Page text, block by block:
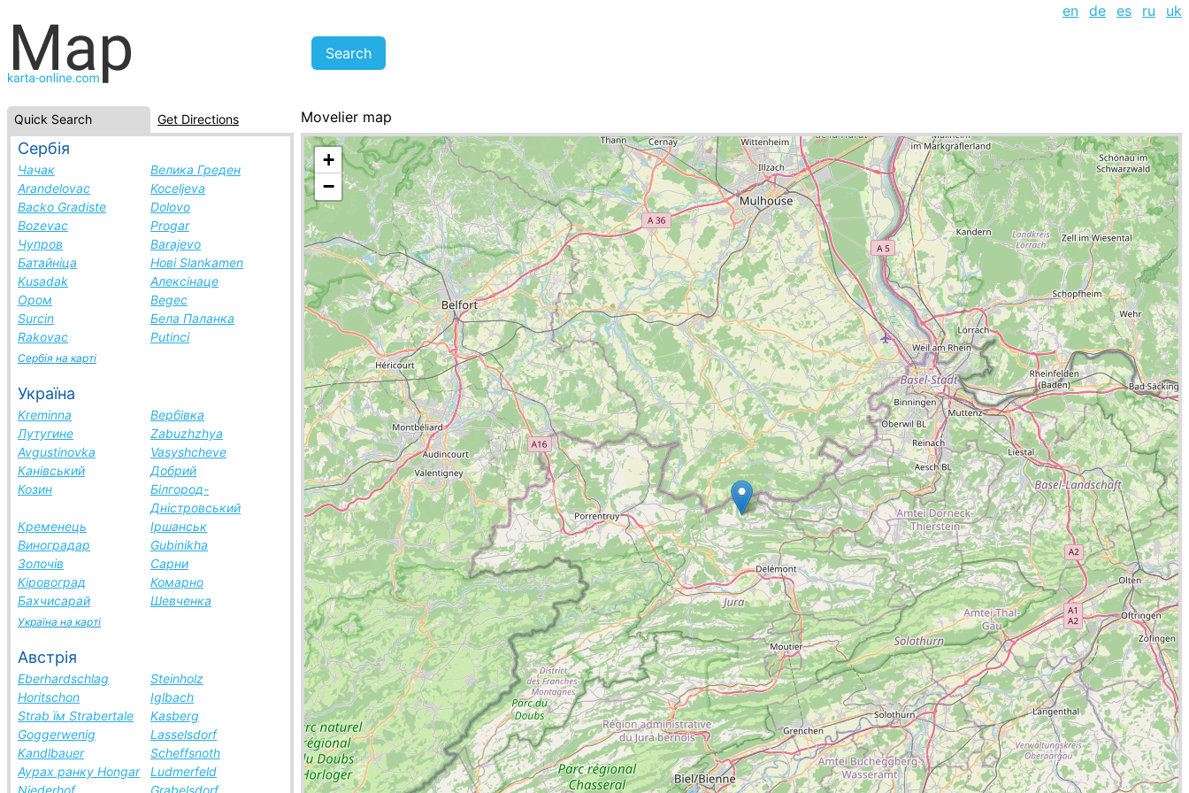
en de es ru uk
Quick Search Get Directions
Сербія
Чачак
Велика Греден
Arandelovac
Koceljeva
Backo Gradiste
Dolovo
Bozevac
Progar
Чупров
Barajevo
Батайніца
Нові Slankamen
Kusadak
Алексінаце
Ором
Begec
Surcin
Бела Паланка
Rakovac
Putinci
Сербія на карті
Україна
Kreminna
Вербівка
Лутугине
Zabuzhzhya
Avgustinovka
Vasyshcheve
Канівський
Добрий
Козин
Білгород-
Дністровський
Кременець
Іршанськ
Виноградар
Gubinikha
Золочів
Сарни
Кіровоград
Комарно
Бахчисарай
Шевченка
Україна на карті
Австрія
Eberhardschlag
Steinholz
Horitschon
Iglbach
Strab їм Strabertale
Kasberg
Goggerwenig
Lasselsdorf
Kandlbauer
Scheffsnoth
Аурах ранку Hongar
Ludmerfeld
Niederhof
Grabelsdorf
Movelier map
Switzerland, cities list
+
−